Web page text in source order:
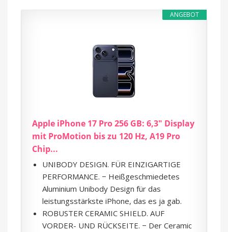
ANGEBOT
Apple iPhone 17 Pro 256 GB: 6,3" Display
mit ProMotion bis zu 120 Hz, A19 Pro
Chip...
UNIBODY DESIGN. FÜR EINZIGARTIGE
PERFORMANCE. − Heißgeschmiedetes
Aluminium Unibody Design für das
leistungsstärkste iPhone, das es ja gab.
ROBUSTER CERAMIC SHIELD. AUF
VORDER- UND RÜCKSEITE. − Der Ceramic